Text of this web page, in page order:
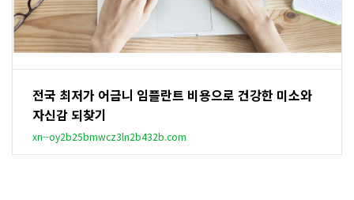
전국 최저가 어금니 임플란트 비용으로 건강한 미소와
자신감 되찾기
xn--oy2b25bmwcz3ln2b432b.com